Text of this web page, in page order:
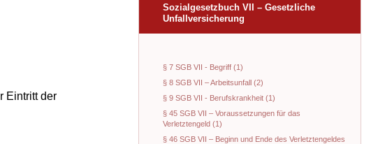
Eintritt der
Sozialgesetzbuch VII – Gesetzliche
Unfallversicherung
§ 7 SGB VII - Begriff (1)
§ 8 SGB VII – Arbeitsunfall (2)
§ 9 SGB VII - Berufskrankheit (1)
§ 45 SGB VII – Voraussetzungen für das
Verletztengeld (1)
§ 46 SGB VII – Beginn und Ende des Verletztengeldes